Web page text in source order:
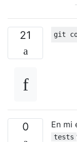
21
0 En mi
tests